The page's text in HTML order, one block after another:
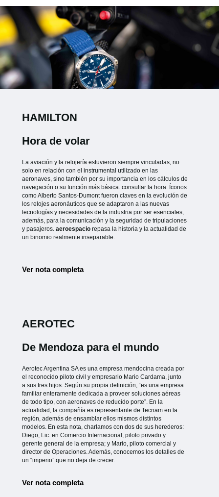
HAMILTON
Hora de volar
La aviación y la relojería estuvieron siempre vinculadas, no
solo en relación con el instrumental utilizado en las
aeronaves, sino también por su importancia en los cálculos de
navegación o su función más básica: consultar la hora. Íconos
como Alberto Santos-Dumont fueron claves en la evolución de
los relojes aeronáuticos que se adaptaron a las nuevas
tecnologías y necesidades de la industria por ser esenciales,
además, para la comunicación y la seguridad de tripulaciones
y pasajeros. aeroespacio repasa la historia y la actualidad de
un binomio realmente inseparable.
Ver nota completa
AEROTEC
De Mendoza para el mundo
Aerotec Argentina SA es una empresa mendocina creada por
el reconocido piloto civil y empresario Mario Cardama, junto
a sus tres hijos. Según su propia definición, “es una empresa
familiar enteramente dedicada a proveer soluciones aéreas
de todo tipo, con aeronaves de reducido porte”. En la
actualidad, la compañía es representante de Tecnam en la
región, además de ensamblar ellos mismos distintos
modelos. En esta nota, charlamos con dos de sus herederos:
Diego, Lic. en Comercio Internacional, piloto privado y
gerente general de la empresa; y Mario, piloto comercial y
director de Operaciones. Además, conocemos los detalles de
un “imperio” que no deja de crecer.
Ver nota completa